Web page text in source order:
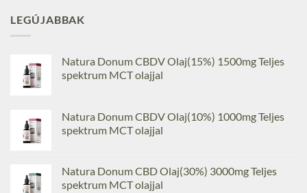
LEGÚJABBAK
Natura Donum CBDV Olaj(15%) 1500mg Teljes
spektrum MCT olajjal
Natura Donum CBDV Olaj(10%) 1000mg Teljes
spektrum MCT olajjal
Natura Donum CBD Olaj(30%) 3000mg Teljes
spektrum MCT olajjal